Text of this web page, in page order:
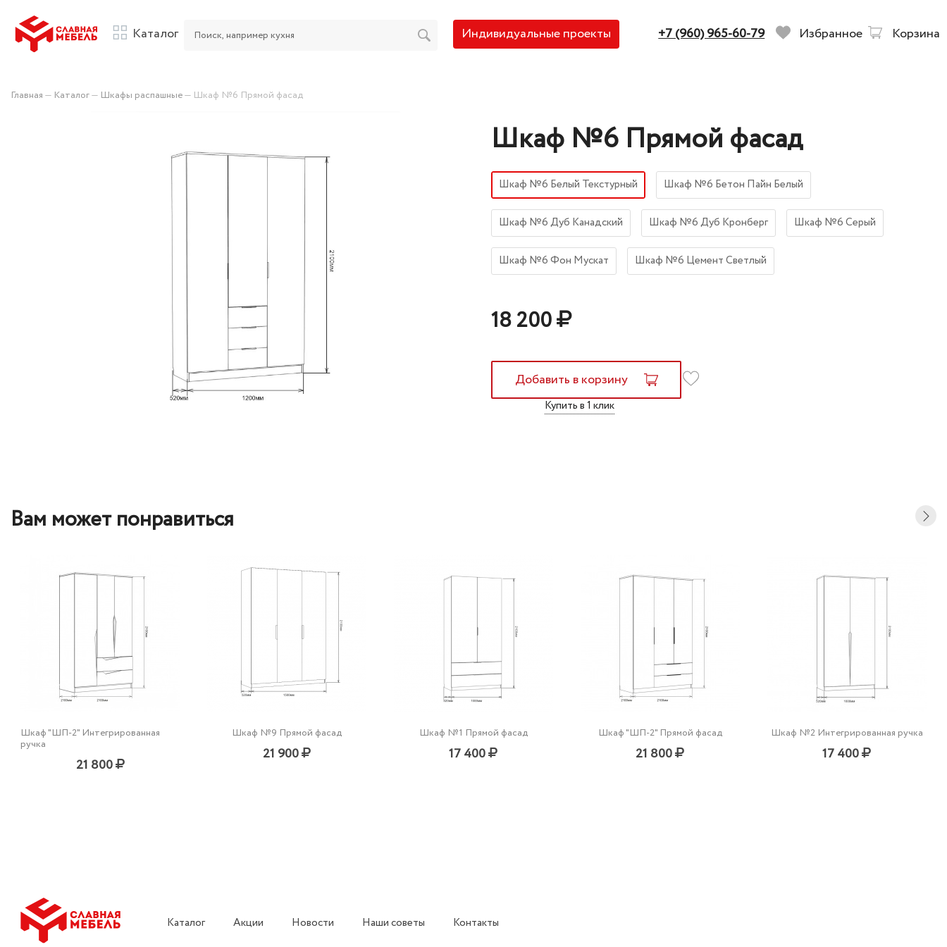
Каталог Индивидуальные проекты +7 (960) 965-60-79 Избранное Корзина
Главная — Каталог— Шкафы распашные— Шкаф №6 Прямой фасад
Шкаф №6 Прямой фасад
Шкаф №6 Белый Текстурный Шкаф №6 Бетон Пайн Белый
Шкаф №6 Дуб Канадский Шкаф №6 Дуб Кронберг Шкаф №6 Серый
Шкаф №6 Фон Мускат Шкаф №6 Цемент Светлый
18 200
Добавить в корзину
Купить в 1 клик
Вам может понравиться
Шкаф "ШП-2" Интегрированная
ручка
21 800
Шкаф №9 Прямой фасад
21 900
Шкаф №1 Прямой фасад
17 400
Шкаф "ШП-2" Прямой фасад
21 800
Шкаф №2 Интегрированная ручка
17 400
Каталог Акции Новости Наши советы Контакты